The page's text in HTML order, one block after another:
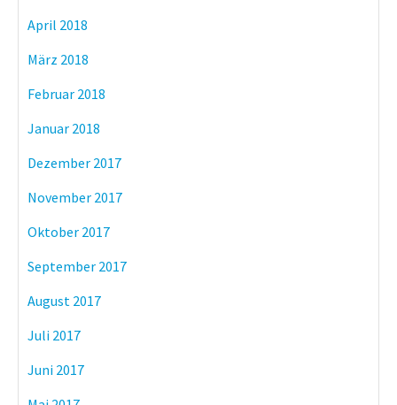
April 2018
März 2018
Februar 2018
Januar 2018
Dezember 2017
November 2017
Oktober 2017
September 2017
August 2017
Juli 2017
Juni 2017